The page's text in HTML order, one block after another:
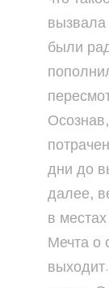
были
дни до
далее,
в
Мечта о